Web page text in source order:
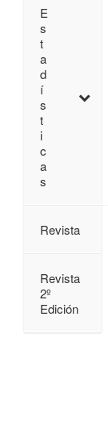
E
s
t
a
d
í
s
t
i
c
a
s
Revista
Revista
2º
Edición